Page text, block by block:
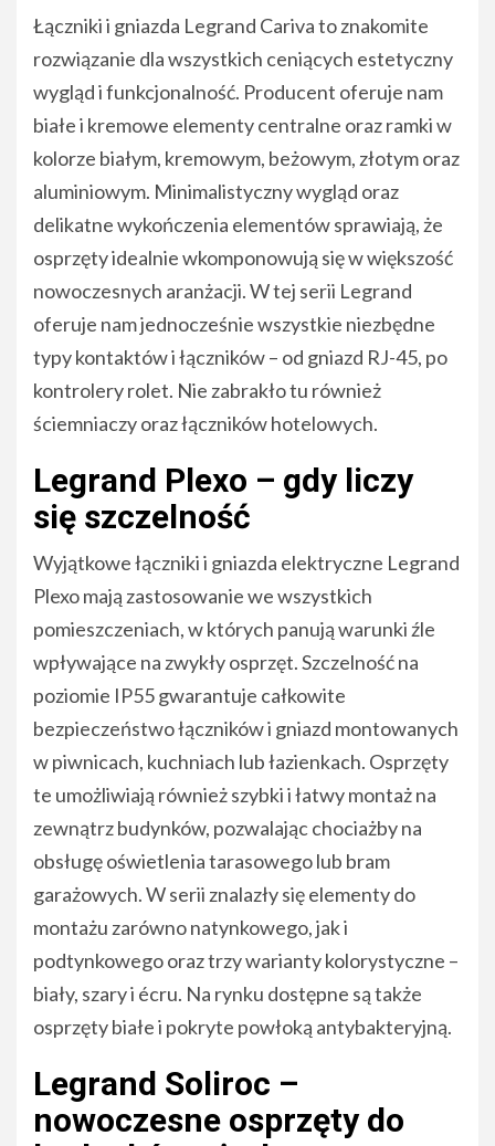
Łączniki i gniazda Legrand Cariva to znakomite
rozwiązanie dla wszystkich ceniących estetyczny
wygląd i funkcjonalność. Producent oferuje nam
białe i kremowe elementy centralne oraz ramki w
kolorze białym, kremowym, beżowym, złotym oraz
aluminiowym. Minimalistyczny wygląd oraz
delikatne wykończenia elementów sprawiają, że
osprzęty idealnie wkomponowują się w większość
nowoczesnych aranżacji. W tej serii Legrand
oferuje nam jednocześnie wszystkie niezbędne
typy kontaktów i łączników – od gniazd RJ-45, po
kontrolery rolet. Nie zabrakło tu również
ściemniaczy oraz łączników hotelowych.
Legrand Plexo – gdy liczy
się szczelność
Wyjątkowe łączniki i gniazda elektryczne Legrand
Plexo mają zastosowanie we wszystkich
pomieszczeniach, w których panują warunki źle
wpływające na zwykły osprzęt. Szczelność na
poziomie IP55 gwarantuje całkowite
bezpieczeństwo łączników i gniazd montowanych
w piwnicach, kuchniach lub łazienkach. Osprzęty
te umożliwiają również szybki i łatwy montaż na
zewnątrz budynków, pozwalając chociażby na
obsługę oświetlenia tarasowego lub bram
garażowych. W serii znalazły się elementy do
montażu zarówno natynkowego, jak i
podtynkowego oraz trzy warianty kolorystyczne –
biały, szary i écru. Na rynku dostępne są także
osprzęty białe i pokryte powłoką antybakteryjną.
Legrand Soliroc –
nowoczesne osprzęty do